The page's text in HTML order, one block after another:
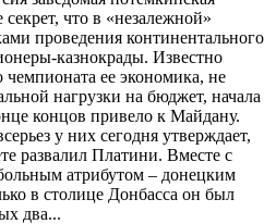
что в «незалежной»
проведения континентального
казнокрады. Известно
чемпионата ее экономика, не
нагрузки на бюджет, начала
концов привело к Майдану.
у них сегодня утверждает,
развалил Платини. Вместе с
атрибутом – донецким
в столице Донбасса он был
два...